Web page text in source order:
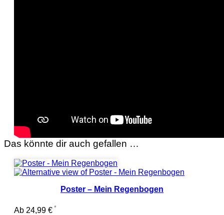
Das könnte dir auch gefallen …
Poster – Mein Regenbogen
Ab 24,99 €